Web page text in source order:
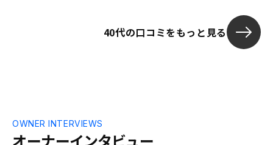
っとスムーズであれば！友人にも勧めやす
40代の口コミをもっと見る
オーナーインタビュー
OWNER INTERVIEWS